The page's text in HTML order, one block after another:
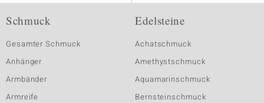
Schmuck
Gesamter Schmuck
Anhänger
Armbänder
Armreife
Edelsteine
Achatschmuck
Amethystschmuck
Aquamarinschmuck
Bernsteinschmuck